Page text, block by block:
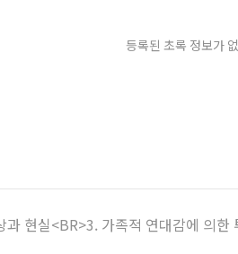
등록된 초록 정보가
현실<BR>3. 가족적 연대감에 의